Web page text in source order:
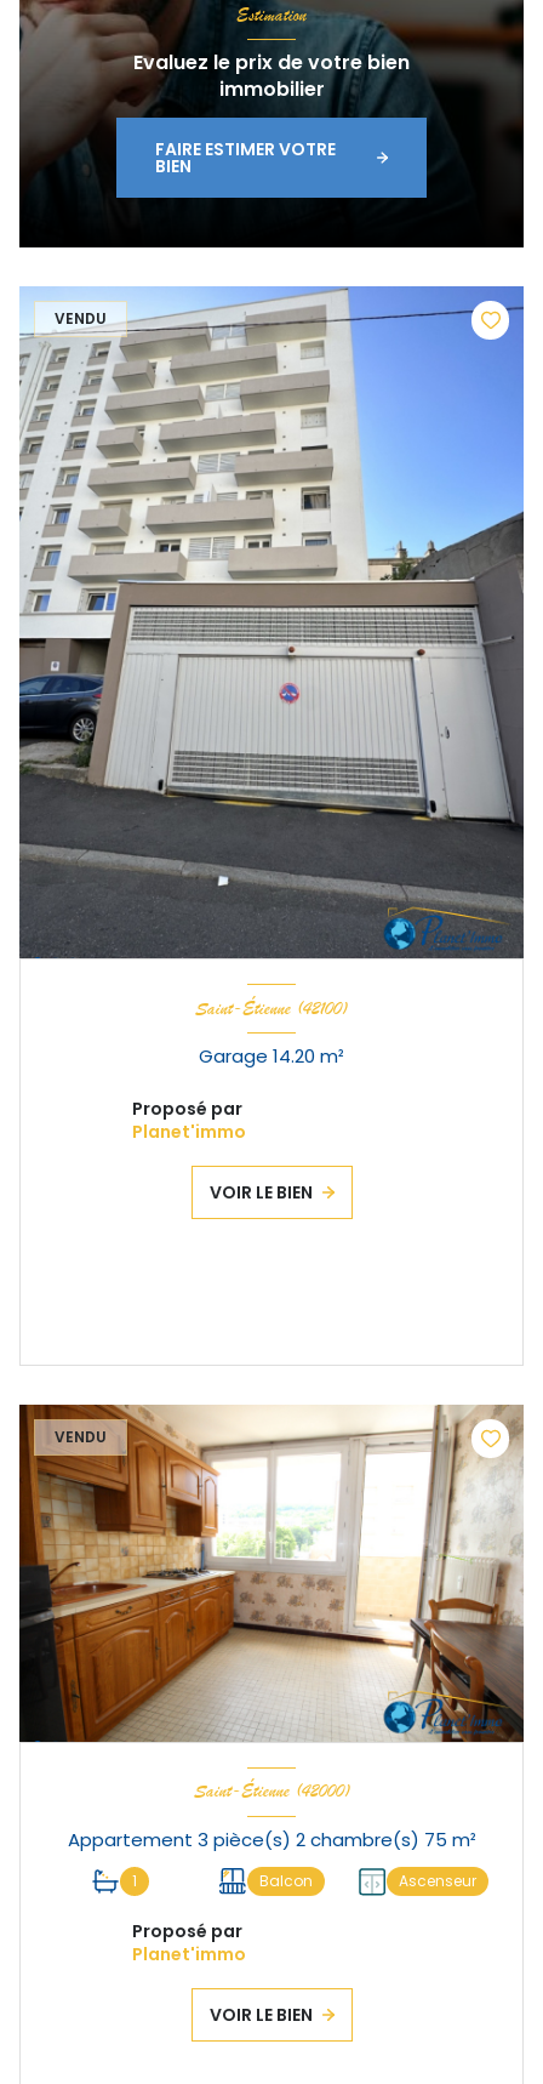
Estimation
Evaluez le prix de votre bien
immobilier
FAIRE ESTIMER VOTRE
BIEN
VENDU
Saint-Étienne (42100)
Garage 14.20 m²
Proposé par
Planet'immo
VOIR LE BIEN
VENDU
Saint-Étienne (42000)
Appartement 3 pièce(s) 2 chambre(s) 75 m²
1 Balcon Ascenseur
Proposé par
Planet'immo
VOIR LE BIEN